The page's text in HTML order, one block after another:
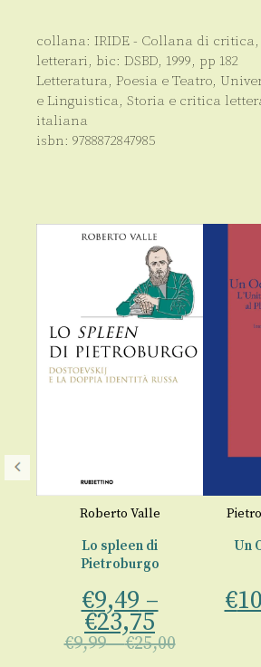
collana: IRIDE - Collana di
letterari, bic: DSBD, 1999, pp 182
Letteratura, Poesia e Teatro,
e Linguistica, Storia e critica
italiana
isbn: 9788872847985
Roberto Valle
Lo spleen di
Pietroburgo
€9,49 –
€23,75
€9,99–€25,00
Un
€